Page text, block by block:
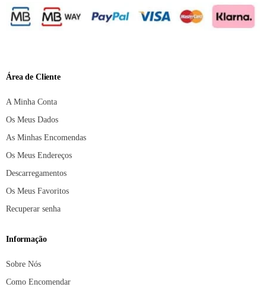
Área de Cliente
A Minha Conta
Os Meus Dados
As Minhas Encomendas
Os Meus Endereços
Descarregamentos
Os Meus Favoritos
Recuperar senha
Informação
Sobre Nós
Como Encomendar